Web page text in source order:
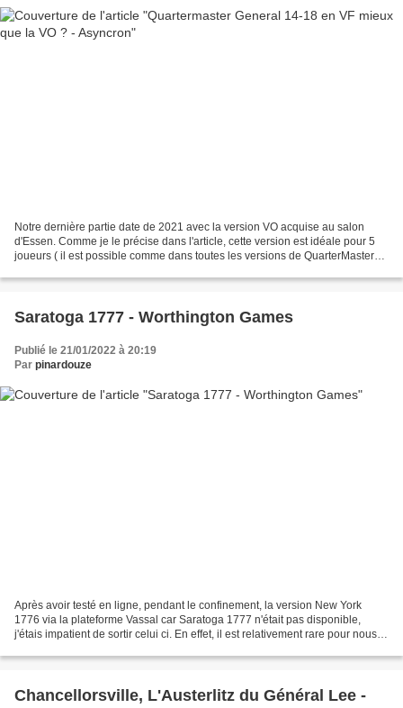
Notre dernière partie date de 2021 avec la version VO acquise au salon
d'Essen. Comme je le précise dans l'article, cette version est idéale pour 5
joueurs ( il est possible comme dans toutes les versions de QuarterMaster
Saratoga 1777 - Worthington Games
Publié le 21/01/2022 à 20:19
Par pinardouze
Après avoir testé en ligne, pendant le confinement, la version New York
1776 via la plateforme Vassal car Saratoga 1777 n'était pas disponible,
j'étais impatient de sortir celui ci. En effet, il est relativement rare pour nous
Chancellorsville, L'Austerlitz du Général Lee -